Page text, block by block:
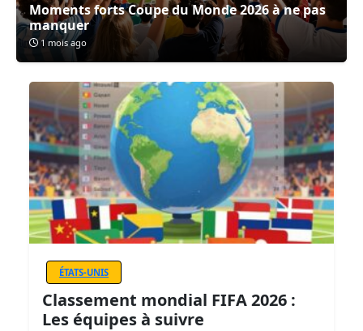
Moments forts Coupe du Monde 2026 à ne pas
manquer
1 mois ago
ÉTATS-UNIS
Classement mondial FIFA 2026 :
Les équipes à suivre